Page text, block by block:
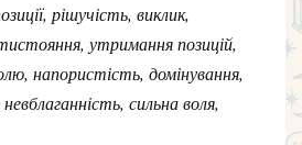
рішучість, виклик,
утримання позицій,
напористість, домінування,
сильна воля,